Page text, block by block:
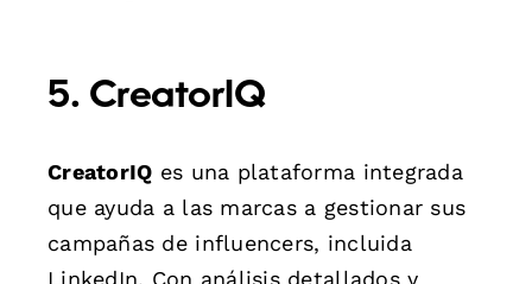
5. CreatorIQ
CreatorIQ es una plataforma integrada
que ayuda a las marcas a gestionar sus
campañas de influencers, incluida
LinkedIn. Con análisis detallados y